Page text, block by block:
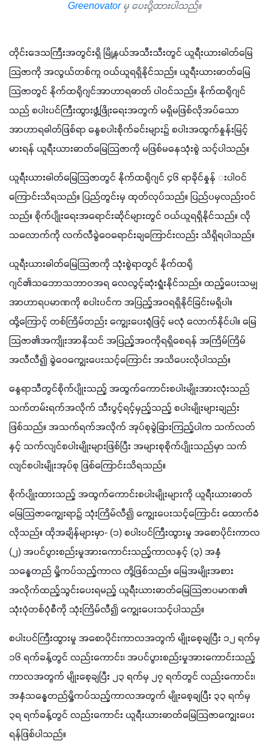
Greenovator မှ ပေးပို့ထားပါသည်။
တိုင်းဒေသကြီးအတွင်းရှိ မြို့နယ်အသီးသီးတွင် ယူရီးယားဓါတ်မြေ
သြဇာကို အလွယ်တစ်ကူ ဝယ်ယူရရှိနိုင်သည်။ ယူရီးယားဓာတ်မြေ
သြဇာတွင် နိုက်ထရိုဂျင်အာဟာရဓာတ် ပါဝင်သည်။ နိုက်ထရိုဂျင်
သည် စပါးပင်ကြီးထွားဖွံ့ဖြိုးရေးအတွက် မရှိမဖြစ်လိုအပ်သော
အာဟာရဓါတ်ဖြစ်ရာ နွေစပါးစိုက်ခင်းများ၌ စပါးအထွက်နှုန်းမြင့်
မားရန် ယူရီးယားဓာတ်မြေသြဇာကို မဖြစ်မနေသုံးစွဲ သင့်ပါသည်။
ယူရီးယားဓါတ်မြေသြဇာတွင် နိုက်ထရိုဂျင် ၄၆ ရာခိုင်နှုန် းပါဝင်
ကြောင်းသိရသည်။ ပြည်တွင်းမှ ထုတ်လုပ်သည်။ ပြည်ပမှလည်းဝင်
သည်။ စိုက်ပျိုးရေးအရောင်းဆိုင်များတွင် ဝယ်ယူရရှိနိုင်သည်။ လို
သလောက်ကို လက်လီခွဲဝေရောင်းချကြောင်းလည်း သိရှိရပါသည်။
ယူရီးယားဓါတ်မြေသြဇာကို သုံးစွဲရာတွင် နိုက်ထရို
ဂျင်၏သဘောသဘာဝအရ လေလွင့်ဆုံးရှုံးနိုင်သည်။ ထည့်ပေးသမျှ
အာဟာရပမာဏကို စပါးပင်က အပြည့်အဝရရှိနိုင်ခြင်းမရှိပါ။
ထို့ကြောင့် တစ်ကြိမ်တည်း ကျွေးပေးရုံဖြင့် မလုံ လောက်နိုင်ပါ။ မြေ
သြဇာ၏အကျိုးအာနိသင် အပြည့်အဝကိုရရှိစေရန် အကြိမ်ကြိမ်
အလီလီ၍ ခွဲဝေကျွေးပေးသင့်ကြောင်း အသိပေးလိုပါသည်။
နွေရာသီတွင်စိုက်ပျိုးသည့် အထွက်ကောင်းစပါးမျိုးအားလုံးသည်
သက်တမ်းရက်အလိုက် သီးပွင့်ရင့်မှည့်သည့် စပါးမျိုးများချည်း
ဖြစ်သည်။ အသက်ရက်အလိုက် အုပ်စုခွဲခြားကြည့်ပါက သက်လတ်
နှင့် သက်လျင်စပါးမျိုးများဖြစ်ပြီး အများစုစိုက်ပျိုးသည်မှာ သက်
လျင်စပါးမျိုးအုပ်စု ဖြစ်ကြောင်းသိရသည်။
စိုက်ပျိုးထားသည့် အထွက်ကောင်းစပါးမျိုးများကို ယူရီးယားဓာတ်
မြေသြဇာကျွေးရာ၌ သုံးကြိမ်လီ၍ ကျွေးပေးသင့်ကြောင်း ထောက်ခံ
လိုသည်။ ထိုအချိန်များမှာ- (၁) စပါးပင်ကြီးထွားမှု အစောပိုင်းကာလ
(၂) အပင်ပွားစည်းမှုအားကောင်းသည့်ကာလနှင့် (၃) အနှံ
သန္ဓေတည် မှို့ကပ်သည့်ကာလ တို့ဖြစ်သည်။ မြေအမျိုးအစား
အလိုက်ထည့်သွင်းပေးရမည့် ယူရီးယားဓာတ်မြေသြဇာပမာဏ၏
သုံးပုံတစ်ပုံစီကို သုံးကြိမ်လီ၍ ကျွေးပေးသင့်ပါသည်။
စပါးပင်ကြီးထွားမှု အစောပိုင်းကာလအတွက် မျိုးစေ့ချပြီး ၁၂ ရက်မှ
၁၆ ရက်ခန့်တွင် လည်းကောင်း၊ အပင်ပွားစည်းမှုအားကောင်းသည့်
ကာလအတွက် မျိုးစေ့ချပြီး ၂၃ ရက်မှ ၂၇ ရက်တွင် လည်းကောင်း၊
အနှံသန္ဓေတည်မှို့ကပ်သည့်ကာလအတွက် မျိုးစေ့ချပြီး ၃၃ ရက်မှ
၃ရ ရက်ခန့်တွင် လည်းကောင်း ယူရီးယားဓာတ်မြေသြဇာကျွေးပေး
ရန်ဖြစ်ပါသည်။